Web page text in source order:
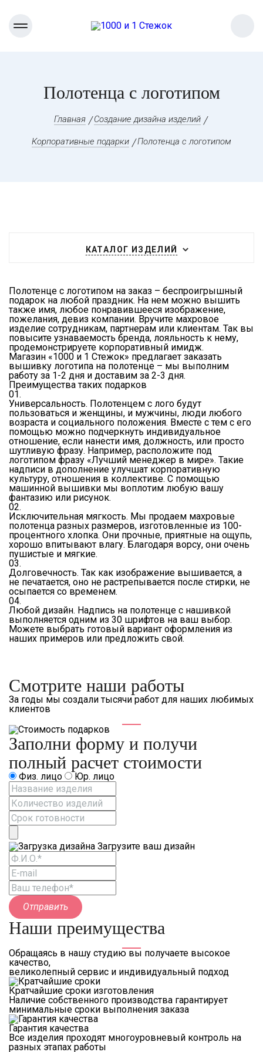
Полотенца с логотипом
Главная Создание дизайна изделий
Корпоративные подарки Полотенца с логотипом
КАТАЛОГ ИЗДЕЛИЙ
Полотенце с логотипом на заказ – беспроигрышный
подарок на любой праздник. На нем можно вышить
также имя, любое понравившееся изображение,
пожелания, девиз компании. Вручите махровое
изделие сотрудникам, партнерам или клиентам. Так вы
повысите узнаваемость бренда, лояльность к нему,
продемонстрируете корпоративный имидж.
Магазин «1000 и 1 Стежок» предлагает заказать
вышивку логотипа на полотенце – мы выполним
работу за 1-2 дня и доставим за 2-3 дня.
Преимущества таких подарков
01.
Универсальность. Полотенцем с лого будут
пользоваться и женщины, и мужчины, люди любого
возраста и социального положения. Вместе с тем с его
помощью можно подчеркнуть индивидуальное
отношение, если нанести имя, должность, или просто
шутливую фразу. Например, расположите под
логотипом фразу «Лучший менеджер в мире». Такие
надписи в дополнение улучшат корпоративную
культуру, отношения в коллективе. С помощью
машинной вышивки мы воплотим любую вашу
фантазию или рисунок.
02.
Исключительная мягкость. Мы продаем махровые
полотенца разных размеров, изготовленные из 100-
процентного хлопка. Они прочные, приятные на ощупь,
хорошо впитывают влагу. Благодаря ворсу, они очень
пушистые и мягкие.
03.
Долговечность. Так как изображение вышивается, а
не печатается, оно не растрепывается после стирки, не
осыпается со временем.
04.
Любой дизайн. Надпись на полотенце с нашивкой
выполняется одним из 30 шрифтов на ваш выбор.
Можете выбрать готовый вариант оформления из
наших примеров или предложить свой.
Смотрите наши работы
За годы мы создали тысячи работ для наших любимых
клиентов
Заполни форму и получи
полный расчет стоимости
Физ. лицо Юр. лицо
Загрузите ваш дизайн
Отправить
Наши преимущества
Обращаясь в нашу студию вы получаете высокое
качество,
великолепный сервис и индивидуальный подход
Кратчайшие сроки изготовления
Наличие собственного производства гарантирует
минимальные сроки выполнения заказа
Гарантия качества
Все изделия проходят многоуровневый контроль на
разных этапах работы